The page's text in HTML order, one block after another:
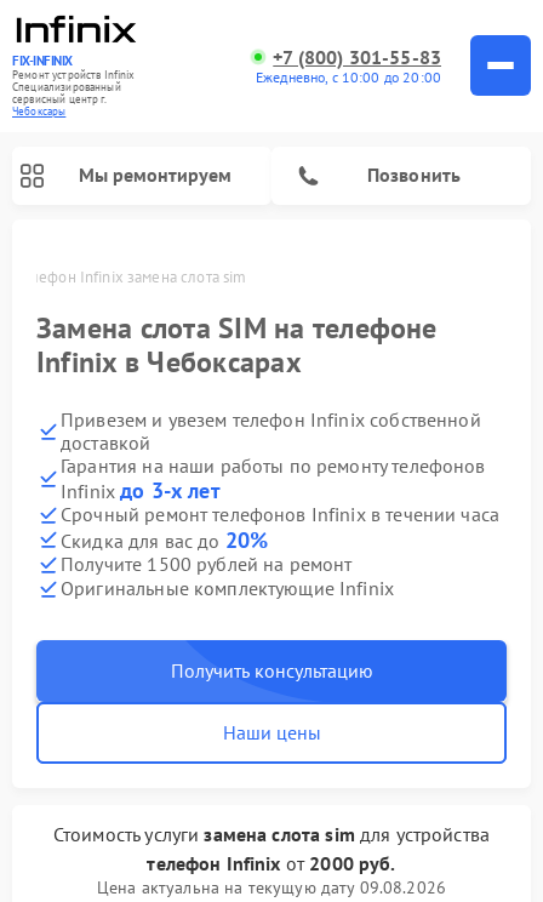
FIX-INFINIX
Ремонт устройств Infinix
Специализированный
cервисный центр г.
Чебоксары
+7 (800) 301-55-83
Ежедневно, с 10:00 до 20:00
Мы ремонтируем Позвонить
Телефон Infinix замена слота sim
Замена слота SIM на телефоне
Infinix в Чебоксарах
Привезем и увезем телефон Infinix собственной
доставкой
Гарантия на наши работы по ремонту телефонов
Infinixдо 3-х лет
Срочный ремонт телефонов Infinix в течении часа
Скидка для вас до 20%
Получите 1500 рублей на ремонт
Оригинальные комплектующие Infinix
Получить консультацию
Наши цены
Стоимость услугизамена слота sim для устройства
телефон Infinix от 2000 руб.
Цена актуальна на текущую дату 09.08.2026